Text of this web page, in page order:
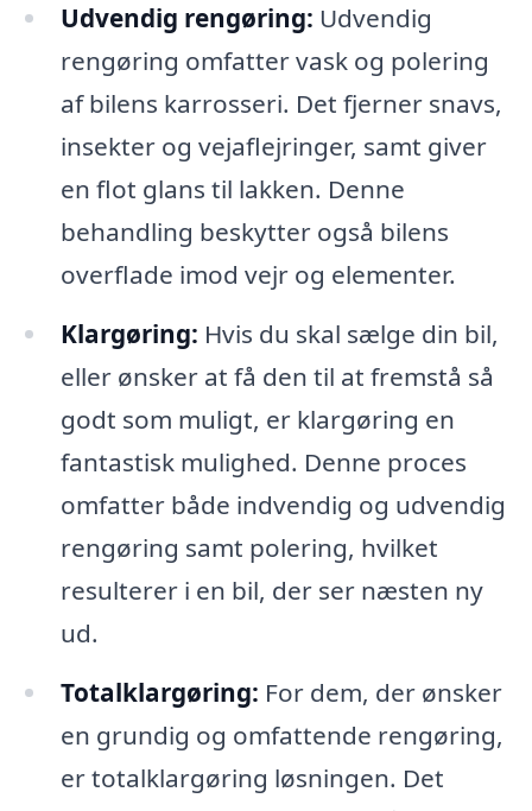
Udvendig rengøring: Udvendig
rengøring omfatter vask og polering
af bilens karrosseri. Det fjerner snavs,
insekter og vejaflejringer, samt giver
en flot glans til lakken. Denne
behandling beskytter også bilens
overflade imod vejr og elementer.
Klargøring: Hvis du skal sælge din bil,
eller ønsker at få den til at fremstå så
godt som muligt, er klargøring en
fantastisk mulighed. Denne proces
omfatter både indvendig og udvendig
rengøring samt polering, hvilket
resulterer i en bil, der ser næsten ny
ud.
Totalklargøring: For dem, der ønsker
en grundig og omfattende rengøring,
er totalklargøring løsningen. Det